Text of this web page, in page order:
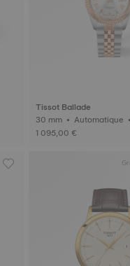
Tissot Ballade
1 095,00 €